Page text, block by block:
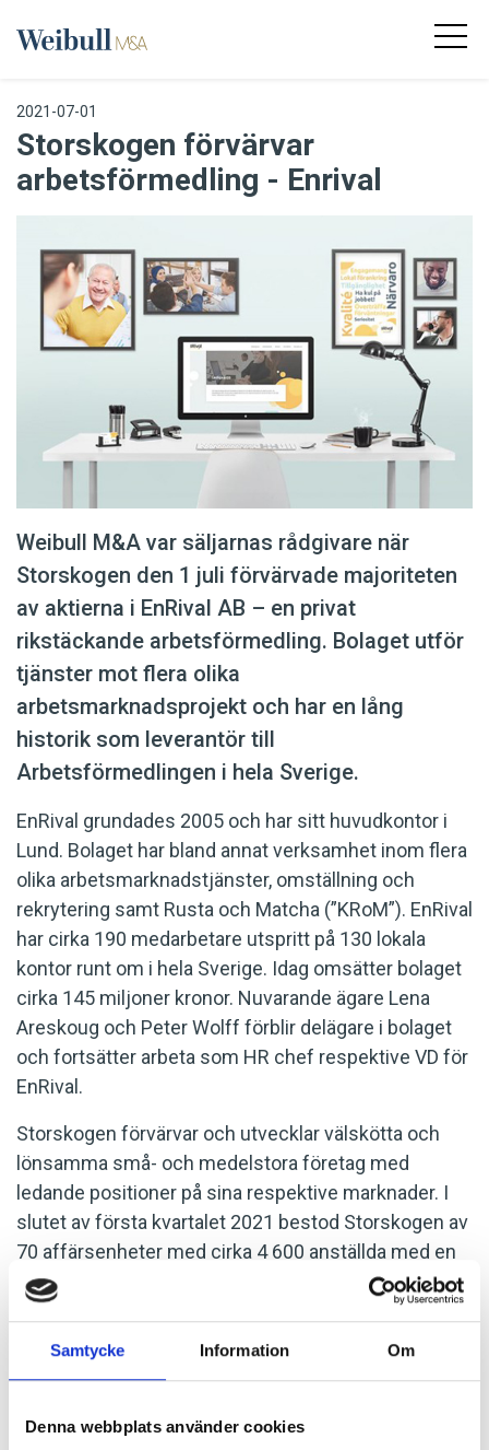
Samtycke Information Om
Denna webbplats använder cookies
2021-07-01
Storskogen förvärvar
arbetsförmedling - Enrival
Weibull M&A var säljarnas rådgivare när
Storskogen den 1 juli förvärvade majoriteten
av aktierna i EnRival AB – en privat
rikstäckande arbetsförmedling. Bolaget utför
tjänster mot flera olika
arbetsmarknadsprojekt och har en lång
historik som leverantör till
Arbetsförmedlingen i hela Sverige.
EnRival grundades 2005 och har sitt huvudkontor i
Lund. Bolaget har bland annat verksamhet inom flera
olika arbetsmarknadstjänster, omställning och
rekrytering samt Rusta och Matcha (”KRoM”). EnRival
har cirka 190 medarbetare utspritt på 130 lokala
kontor runt om i hela Sverige. Idag omsätter bolaget
cirka 145 miljoner kronor. Nuvarande ägare Lena
Areskoug och Peter Wolff förblir delägare i bolaget
och fortsätter arbeta som HR chef respektive VD för
EnRival.
Storskogen förvärvar och utvecklar välskötta och
lönsamma små- och medelstora företag med
ledande positioner på sina respektive marknader. I
slutet av första kvartalet 2021 bestod Storskogen av
70 affärsenheter med cirka 4 600 anställda med en
omsättning på närmare tio miljarder kronor. EnRival
kommer att ingå i Storkskogens affärsområde
tjänster inom segmentet HR och kompetens.
”- Vi mycket glada över att kunna arbeta vidare med
fullt fokus på att, tillsammans med